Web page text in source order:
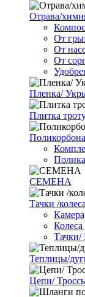
Отрава/
От
От
От
Пленка/
Плитка
СЕМЕНА
Тачки /
Камера
Колеса
Тачки/
Теплицы/
Цепи/